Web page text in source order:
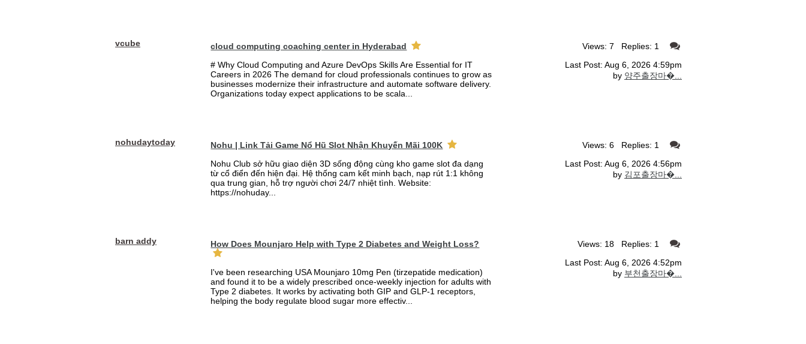
vcube
cloud computing coaching center in Hyderabad
# Why Cloud Computing and Azure DevOps Skills Are Essential for IT
Careers in 2026 The demand for cloud professionals continues to grow as
businesses modernize their infrastructure and automate software delivery.
Organizations today expect applications to be scala...
Views: 7 Replies: 1
Last Post: Aug 6, 2026 4:59pm
by 양주출장마�...
nohudaytoday
Nohu | Link Tải Game Nổ Hũ Slot Nhận Khuyến Mãi 100K
Nohu Club sở hữu giao diện 3D sống động cùng kho game slot đa dạng
từ cổ điển đến hiện đại. Hệ thống cam kết minh bạch, nạp rút 1:1 không
qua trung gian, hỗ trợ người chơi 24/7 nhiệt tình. Website:
https://nohuday...
Views: 6 Replies: 1
Last Post: Aug 6, 2026 4:56pm
by 김포출장마�...
barn addy How Does Mounjaro Help with Type 2 Diabetes and Weight Loss?
I've been researching USA Mounjaro 10mg Pen (tirzepatide medication)
and found it to be a widely prescribed once-weekly injection for adults with
Type 2 diabetes. It works by activating both GIP and GLP-1 receptors,
helping the body regulate blood sugar more effectiv...
Views: 18 Replies: 1
Last Post: Aug 6, 2026 4:52pm
by 부천출장마�...